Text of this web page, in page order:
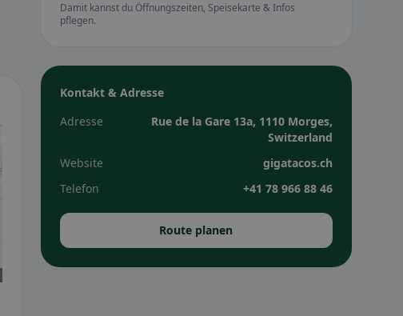
Damit kannst du Öffnungszeiten, Speisekarte & Infos
pflegen.
Kontakt & Adresse
Adresse
Rue de la Gare 13a, 1110 Morges,
Switzerland
Website
gigatacos.ch
Telefon
+41 78 966 88 46
Route planen